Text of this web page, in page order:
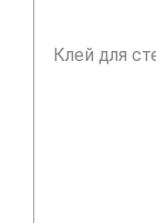
Клей для